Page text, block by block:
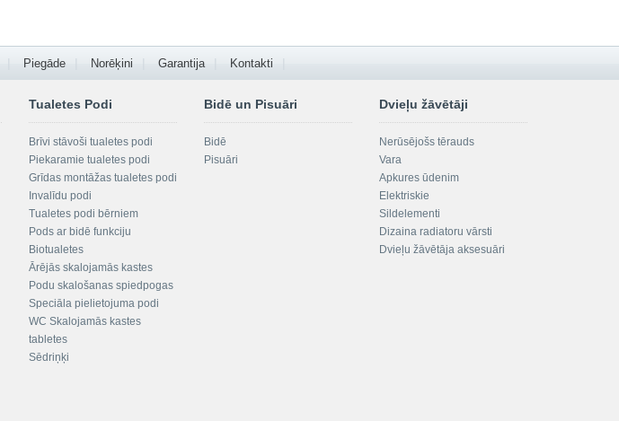
Piegāde Norēķini Garantija Kontakti
Tualetes Podi
Brīvi stāvoši tualetes podi
Piekaramie tualetes podi
Grīdas montāžas tualetes podi
Invalīdu podi
Tualetes podi bērniem
Pods ar bidē funkciju
Biotualetes
Ārējās skalojamās kastes
Podu skalošanas spiedpogas
Speciāla pielietojuma podi
WC Skalojamās kastes
tabletes
Sēdriņķi
Bidē un Pisuāri
Bidē
Pisuāri
Dvieļu žāvētāji
Nerūsējošs tērauds
Vara
Apkures ūdenim
Elektriskie
Sildelementi
Dizaina radiatoru vārsti
Dvieļu žāvētāja aksesuāri